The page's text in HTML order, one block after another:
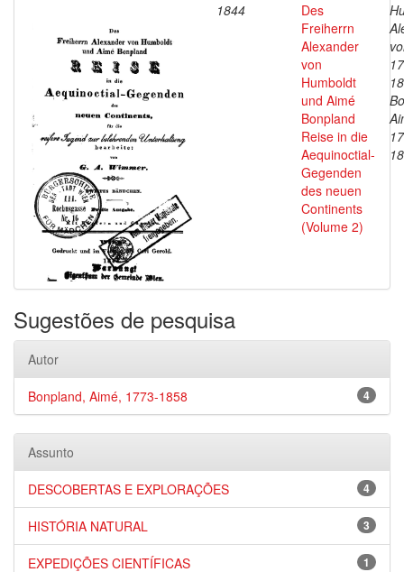
1844
Des
Freiherrn
Alexander
von
Humboldt
und Aimé
Bonpland
Reise in die
Aequinoctial-
Gegenden
des neuen
Continents
(Volume 2)
Sugestões de pesquisa
Autor
4
Bonpland, Aimé, 1773-1858
Assunto
4
DESCOBERTAS E EXPLORAÇÕES
3
HISTÓRIA NATURAL
1
EXPEDIÇÕES CIENTÍFICAS